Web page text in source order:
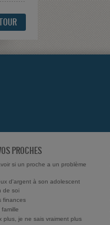
PROCHES
si un proche a un problème
d'argent à son adolescent
de soi
finances
plus, je ne sais vraiment plus